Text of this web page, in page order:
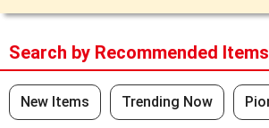
Search by Recommended Items
New Items Trending Now